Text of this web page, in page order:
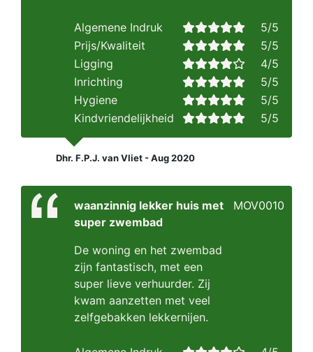
Algemene Indruk
5/5
Prijs/Kwaliteit
5/5
Ligging
4/5
Inrichting
5/5
Hygiene
5/5
Kindvriendelijkheid
5/5
Dhr. F.P.J. van Vliet - Aug 2020
waanzinnig lekker huis met
super zwembad
De woning en het zwembad
zijn fantastisch, met een
super lieve verhuurder. Zij
kwam aanzetten met veel
zelfgebakken lekkernijen.
MOV0010